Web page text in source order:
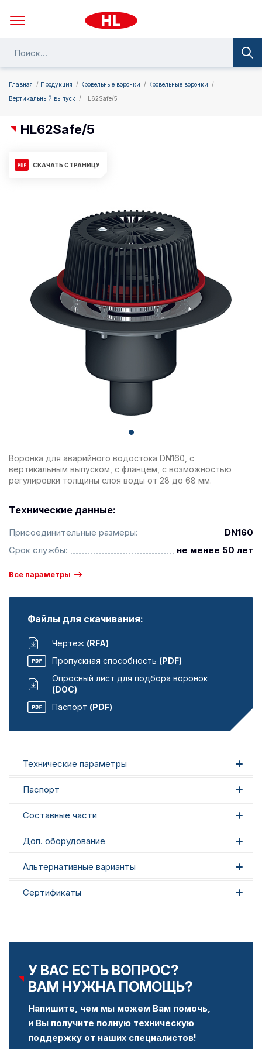
Главная Продукция Кровельные воронки
Кровельные воронки
Вертикальный выпуск
HL62Safe/5
HL62Safe/5
СКАЧАТЬ СТРАНИЦУ
Воронка для аварийного водостока DN160, с
вертикальным выпуском, с фланцем, с возможностью
регулировки толщины слоя воды от 28 до 68 мм.
Технические данные:
Присоединительные размеры:
DN160
Срок службы:
не менее 50 лет
Все параметры
Файлы для скачивания:
Чертеж (RFA)
Пропускная способность (PDF)
Опросный лист для подбора воронок
(DOC)
Паспорт (PDF)
Технические параметры
Паспорт
Составные части
Доп. оборудование
Альтернативные варианты
Сертификаты
У ВАС ЕСТЬ ВОПРОС?
ВАМ НУЖНА ПОМОЩЬ?
Напишите, чем мы можем Вам помочь,
и Вы получите полную техническую
поддержку от наших специалистов!